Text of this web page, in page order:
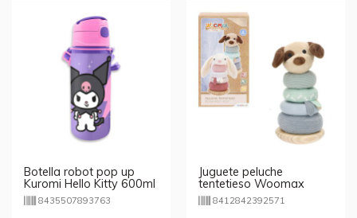
Botella robot pop up
Kuromi Hello Kitty 600ml
8435507893763
Juguete peluche
tentetieso Woomax
Baby - Perro
8412842392571